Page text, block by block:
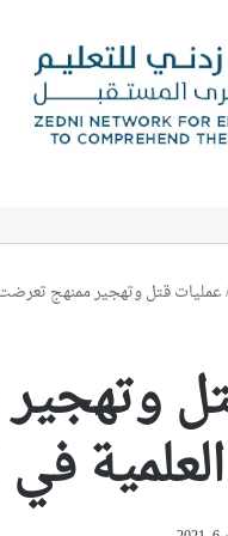
عمليات قتل وتهجير ممنهج تعرضت
في